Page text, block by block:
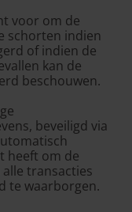
voor om de
schorten indien
of indien de
kan de
beschouwen.
beveiligd via
heeft om de
transacties
te waarborgen.